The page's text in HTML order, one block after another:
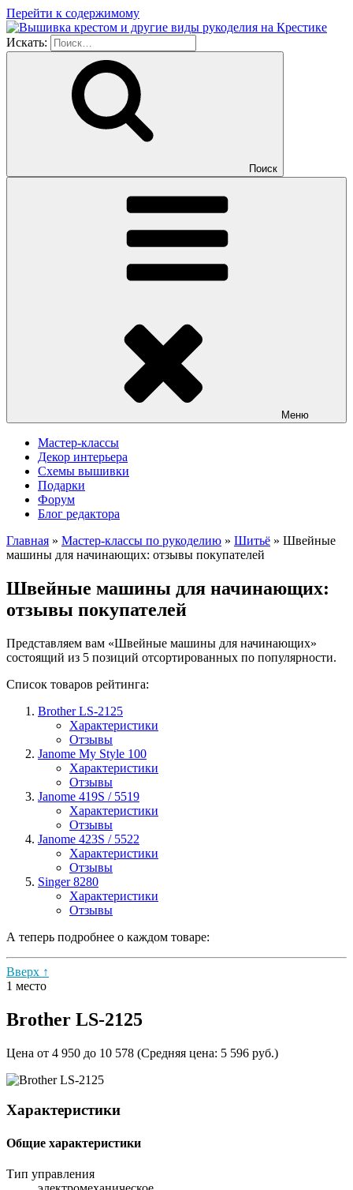
Перейти к содержимому
Искать:
Поиск
Меню
Мастер-классы
Декор интерьера
Схемы вышивки
Подарки
Форум
Блог редактора
Главная » Мастер-классы по рукоделию » Шитьё » Швейные
машины для начинающих: отзывы покупателей
Швейные машины для начинающих:
отзывы покупателей
Представляем вам «Швейные машины для начинающих»
состоящий из 5 позиций отсортированных по популярности.
Список товаров рейтинга:
Brother LS-2125
Характеристики
Отзывы
Janome My Style 100
Характеристики
Отзывы
Janome 419S / 5519
Характеристики
Отзывы
Janome 423S / 5522
Характеристики
Отзывы
Singer 8280
Характеристики
Отзывы
А теперь подробнее о каждом товаре:
Вверх ↑
1 место
Brother LS-2125
Цена от 4 950 до 10 578 (Средняя цена: 5 596 руб.)
Характеристики
Общие характеристики
Тип управления